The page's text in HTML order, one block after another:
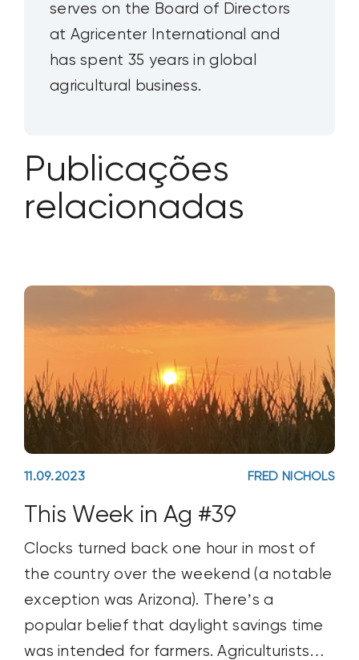
serves on the Board of Directors
at Agricenter International and
has spent 35 years in global
agricultural business.
Publicações
relacionadas
11.09.2023 FRED NICHOLS
This Week in Ag #39
Clocks turned back one hour in most of
the country over the weekend (a notable
exception was Arizona). There’s a
popular belief that daylight savings time
was intended for farmers. Agriculturists